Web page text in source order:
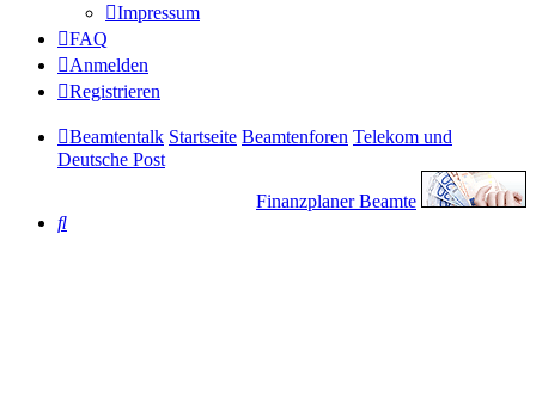
Impressum
FAQ
Anmelden
Registrieren
Beamtentalk Startseite Beamtenforen Telekom und
Deutsche Post
Finanzplaner Beamte
Suche